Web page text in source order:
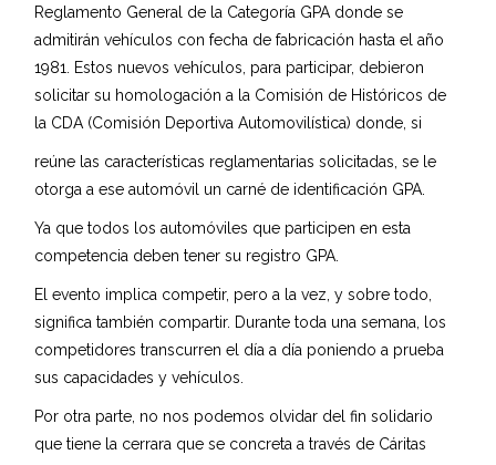
Reglamento General de la Categoría GPA donde se
admitirán vehículos con fecha de fabricación hasta el año
1981. Estos nuevos vehículos, para participar, debieron
solicitar su homologación a la Comisión de Históricos de
la CDA (Comisión Deportiva Automovilística) donde, si
reúne las características reglamentarias solicitadas, se le
otorga a ese automóvil un carné de identificación GPA.
Ya que todos los automóviles que participen en esta
competencia deben tener su registro GPA.
El evento implica competir, pero a la vez, y sobre todo,
significa también compartir. Durante toda una semana, los
competidores transcurren el día a día poniendo a prueba
sus capacidades y vehículos.
Por otra parte, no nos podemos olvidar del fin solidario
que tiene la cerrara que se concreta a través de Cáritas